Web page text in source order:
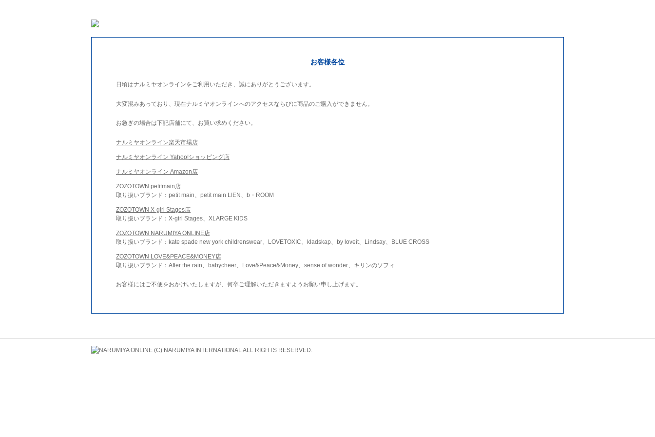
お客様各位
日頃はナルミヤオンラインをご利用いただき、誠にありがとうございます。
大変混みあっており、現在ナルミヤオンラインへのアクセスならびに商品のご購入ができません。
お急ぎの場合は下記店舗にて、お買い求めください。
ナルミヤオンライン楽天市場店
ナルミヤオンライン Yahoo!ショッピング店
ナルミヤオンライン Amazon店
ZOZOTOWN petitmain店
取り扱いブランド：petit main、petit main LIEN、b・ROOM
ZOZOTOWN X-girl Stages店
取り扱いブランド：X-girl Stages、XLARGE KIDS
ZOZOTOWN NARUMIYA ONLINE店
取り扱いブランド：kate spade new york childrenswear、LOVETOXIC、kladskap、by loveit、Lindsay、BLUE CROSS
ZOZOTOWN LOVE&PEACE&MONEY店
取り扱いブランド：After the rain、babycheer、Love&Peace&Money、sense of wonder、キリンのソフィ
お客様にはご不便をおかけいたしますが、何卒ご理解いただきますようお願い申し上げます。